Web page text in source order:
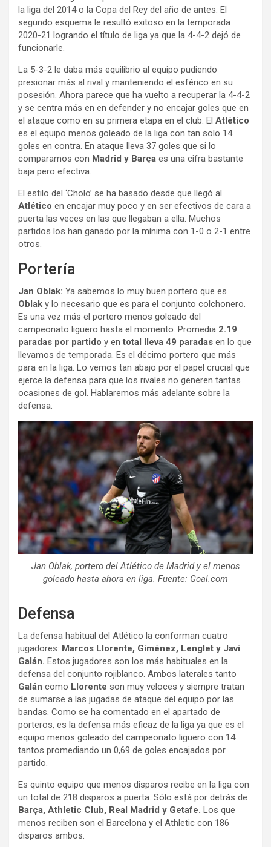
la liga del 2014 o la Copa del Rey del año de antes. El
segundo esquema le resultó exitoso en la temporada
2020-21 logrando el título de liga ya que la 4-4-2 dejó de
funcionarle.
La 5-3-2 le daba más equilibrio al equipo pudiendo
presionar más al rival y manteniendo el esférico en su
posesión. Ahora parece que ha vuelto a recuperar la 4-4-2
y se centra más en en defender y no encajar goles que en
el ataque como en su primera etapa en el club. El Atlético
es el equipo menos goleado de la liga con tan solo 14
goles en contra. En ataque lleva 37 goles que si lo
comparamos con Madrid y Barça es una cifra bastante
baja pero efectiva.
El estilo del ‘Cholo’ se ha basado desde que llegó al
Atlético en encajar muy poco y en ser efectivos de cara a
puerta las veces en las que llegaban a ella. Muchos
partidos los han ganado por la mínima con 1-0 o 2-1 entre
otros.
Portería
Jan Oblak: Ya sabemos lo muy buen portero que es
Oblak y lo necesario que es para el conjunto colchonero.
Es una vez más el portero menos goleado del
campeonato liguero hasta el momento. Promedia 2.19
paradas por partido y entotal lleva 49 paradas en lo que
llevamos de temporada. Es el décimo portero que más
para en la liga. Lo vemos tan abajo por el papel crucial que
ejerce la defensa para que los rivales no generen tantas
ocasiones de gol. Hablaremos más adelante sobre la
defensa.
Jan Oblak, portero del Atlético de Madrid y el menos
goleado hasta ahora en liga. Fuente: Goal.com
Defensa
La defensa habitual del Atlético la conforman cuatro
jugadores: Marcos Llorente, Giménez, Lenglet y Javi
Galán. Estos jugadores son los más habituales en la
defensa del conjunto rojiblanco. Ambos laterales tanto
Galán como Llorente son muy veloces y siempre tratan
de sumarse a las jugadas de ataque del equipo por las
bandas. Como se ha comentado en el apartado de
porteros, es la defensa más eficaz de la liga ya que es el
equipo menos goleado del campeonato liguero con 14
tantos promediando un 0,69 de goles encajados por
partido.
Es quinto equipo que menos disparos recibe en la liga con
un total de 218 disparos a puerta. Sólo está por detrás de
Barça, Athletic Club, Real Madrid y Getafe. Los que
menos reciben son el Barcelona y el Athletic con 186
disparos ambos.